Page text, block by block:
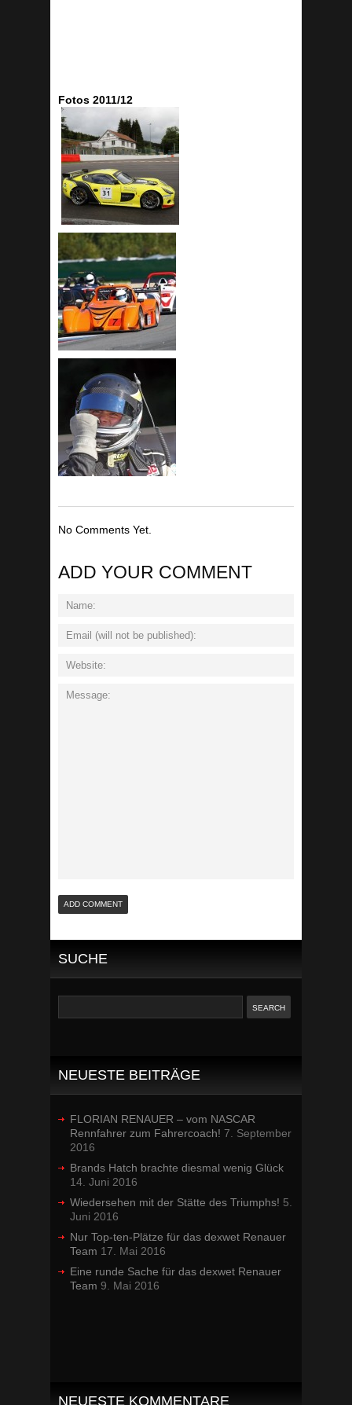
Fotos 2011/12
No Comments Yet.
ADD YOUR COMMENT
SUCHE
NEUESTE BEITRÄGE
FLORIAN RENAUER – vom NASCAR
Rennfahrer zum Fahrercoach! 7. September
2016
Brands Hatch brachte diesmal wenig Glück
14. Juni 2016
Wiedersehen mit der Stätte des Triumphs! 5.
Juni 2016
Nur Top-ten-Plätze für das dexwet Renauer
Team 17. Mai 2016
Eine runde Sache für das dexwet Renauer
Team 9. Mai 2016
NEUESTE KOMMENTARE